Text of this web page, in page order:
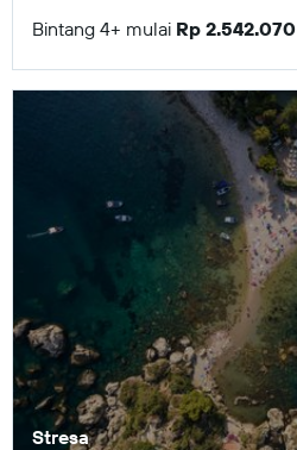
Bintang 4+ mulai Rp 2.542.070
Stresa